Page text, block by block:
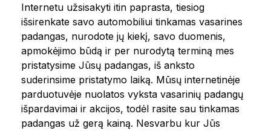
Internetu užsisakyti itin paprasta, tiesiog
išsirenkate savo automobiliui tinkamas vasarines
padangas, nurodote jų kiekį, savo duomenis,
apmokėjimo būdą ir per nurodytą terminą mes
pristatysime Jūsų padangas, iš anksto
suderinsime pristatymo laiką. Mūsų internetinėje
parduotuvėje nuolatos vyksta vasarinių padangų
išpardavimai ir akcijos, todėl rasite sau tinkamas
padangas už gerą kainą. Nesvarbu kur Jūs